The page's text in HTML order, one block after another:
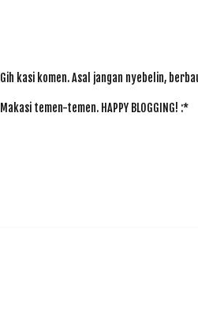
Gih kasi komen. Asal jangan nyebelin,
Makasi temen-temen. HAPPY BLOGGING! :*